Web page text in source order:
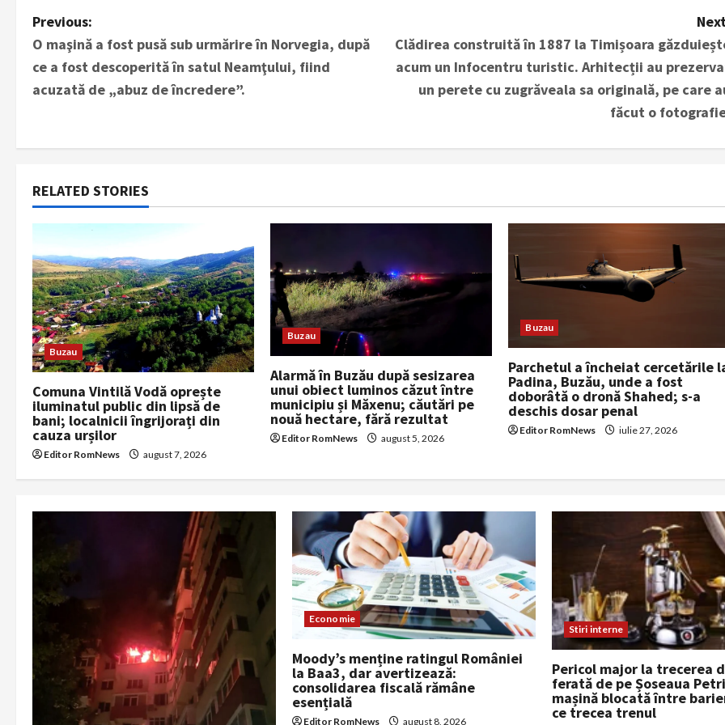
P
o
s
a
v
i
g
a
t
i
o
n
Previous:
O maşină a fost pusă sub urmărire în Norvegia, după
ce a fost descoperită în satul Neamţului, fiind
acuzată de „abuz de încredere”.
Clădirea construită în 1887 la Timișoara
acum un Infocentru turistic. Arhitecții au
un perete cu zugrăveala sa originală, pe care
făcut o
RELATED STORIES
Buzau
Comuna Vintilă Vodă oprește
iluminatul public din lipsă de
bani; localnicii îngrijorați din
cauza urșilor
Editor RomNews august 7, 2026
Buzau
Alarmă în Buzău după sesizarea
unui obiect luminos căzut între
municipiu și Măxenu; căutări pe
nouă hectare, fără rezultat
Editor RomNews august 5, 2026
Buzau
Parchetul a încheiat cercetările
Padina, Buzău, unde a fost
doborâtă o dronă Shahed; s-a
deschis dosar penal
Editor RomNews iulie 27, 2026
Economie
Moody’s menține ratingul României
la Baa3, dar avertizează:
consolidarea fiscală rămâne
esențială
Editor RomNews august 8, 2026
Stiri interne
Pericol major la trecerea
ferată de pe Șoseaua
mașină blocată între
ce trecea trenul